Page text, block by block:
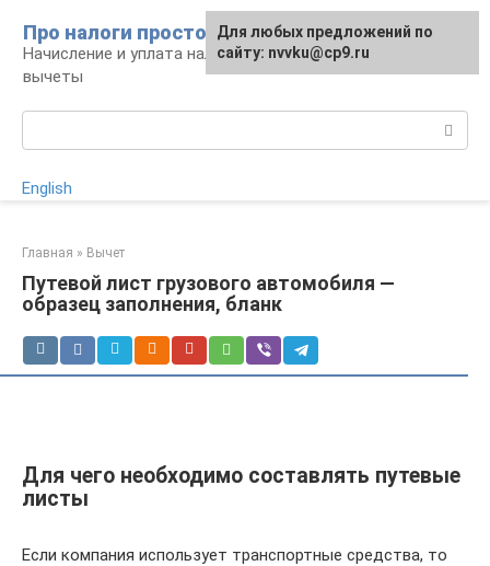
контенту
Про налоги просто
Начисление и уплата налогов, налоговые
вычеты
English
Главная » Вычет
Путевой лист грузового автомобиля —
образец заполнения, бланк
Для чего необходимо составлять путевые
листы
Если компания использует транспортные средства, то
Для любых предложений по
сайту: nvvku@cp9.ru